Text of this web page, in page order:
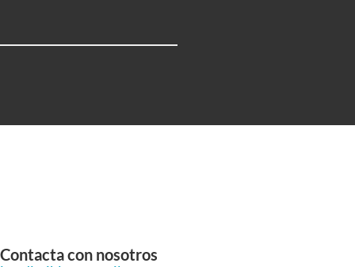
Contacta con nosotros